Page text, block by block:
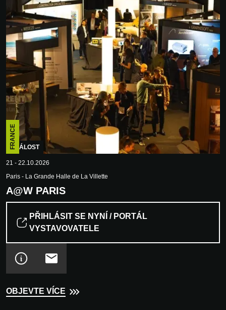
UDÁLOST
FRANCE
21 - 22.10.2026
Paris - La Grande Halle de La Villette
A@W PARIS
PŘIHLÁSIT SE NYNÍ / PORTÁL
VYSTAVOVATELE
OBJEVTE VÍCE